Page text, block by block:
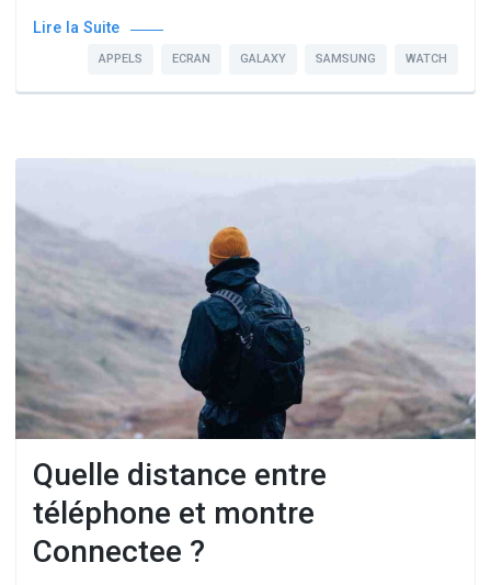
Lire la Suite
APPELS ECRAN GALAXY SAMSUNG WATCH
Quelle distance entre
téléphone et montre
Connectee ?